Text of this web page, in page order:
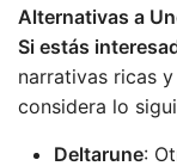
Alternativas a
Si estás
narrativas ricas
considera lo
Deltarune: